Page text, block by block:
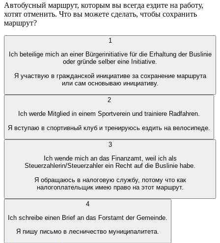
Автобусный маршрут, которым вы всегда ездите на работу,
хотят отменить. Что вы можете сделать, чтобы сохранить
маршрут?
1
Ich beteilige mich an einer Bürgerinitiative für die Erhaltung der Buslinie
oder gründe selber eine Initiative.
Я участвую в гражданской инициативе за сохранение маршрута
или сам основываю инициативу.
2
Ich werde Mitglied in einem Sportverein und trainiere Radfahren.
Я вступаю в спортивный клуб и тренируюсь ездить на велосипеде.
3
Ich wende mich an das Finanzamt, weil ich als
Steuerzahlerin/Steuerzahler ein Recht auf die Buslinie habe.
Я обращаюсь в налоговую службу, потому что как
налогоплательщик имею право на этот маршрут.
4
Ich schreibe einen Brief an das Forstamt der Gemeinde.
Я пишу письмо в лесничество муниципалитета.